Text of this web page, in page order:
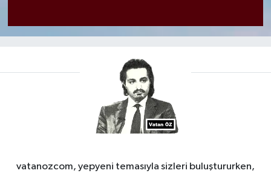
vatanozcom, yepyeni temasıyla sizleri buluştururken,